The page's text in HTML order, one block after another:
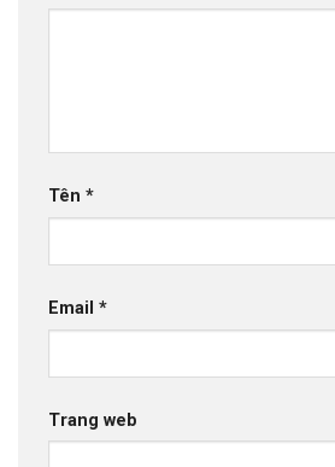
Tên *
Email *
Trang web